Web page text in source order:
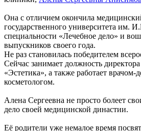
Она с отличием окончила
государственного университета им.
специальности «Лечебное дело» и
выпускников своего года.
Не раз становилась победителем
Сейчас занимает должность
«Эстетика», а также работает врачом-
косметологом.
Алена Сергеевна не просто болеет
дело своей медицинской династии.
Её родители уже немалое время